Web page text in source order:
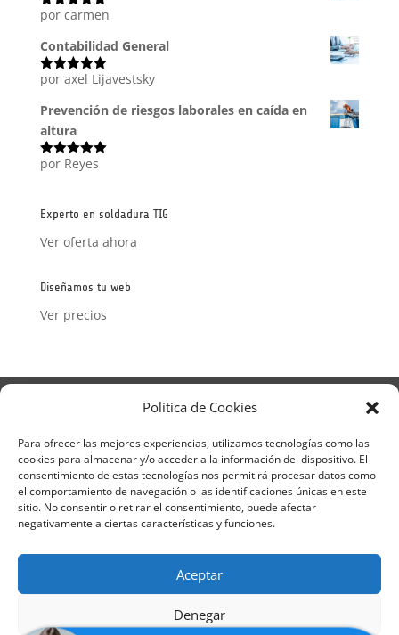
Política de Cookies
Para ofrecer las mejores experiencias, utilizamos tecnologías como las
cookies para almacenar y/o acceder a la información del dispositivo. El
consentimiento de estas tecnologías nos permitirá procesar datos como
el comportamiento de navegación o las identificaciones únicas en este
sitio. No consentir o retirar el consentimiento, puede afectar
negativamente a ciertas características y funciones.
Aceptar
Denegar
Valorado
por carmen
Contabilidad General
Valorado
por axel Lijavestsky
Prevención de riesgos laborales en caída en
altura
Valorado
por Reyes
Experto en soldadura TIG
Ver oferta ahora
Diseñamos tu web
Ver precios
Aviso Legal
Política de Privacidad
Política de Cookies
Formulario de Datos necesarios para alta
Métodos de pago SEQURA
Métodos de pago
Formulario de Acción Formativa
Formulario de responsabilidad de APPCC
Formulario uso de imagen